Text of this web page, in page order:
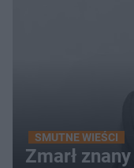
SMUTNE WIEŚCI
Zmarł